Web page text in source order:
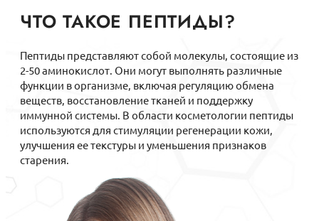
ЧТО ТАКОЕ ПЕПТИДЫ?
Пептиды представляют собой молекулы, состоящие из
2-50 аминокислот. Они могут выполнять различные
функции в организме, включая регуляцию обмена
веществ, восстановление тканей и поддержку
иммунной системы. В области косметологии пептиды
используются для стимуляции регенерации кожи,
улучшения ее текстуры и уменьшения признаков
старения.